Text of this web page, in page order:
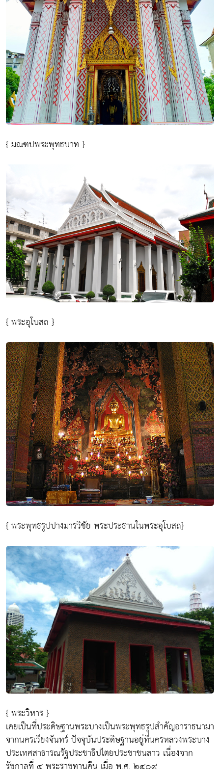
{ มณฑปพระพุทธบาท }
{ พระอุโบสถ }
{ พระพุทธรูปปางมารวิชัย พระประธานในพระอุโบสถ}
{ พระวิหาร }
เคยเป็นที่ประดิษฐานพระบางเป็นพระพุทธรูปสำคัญอาราธนามา
จากนครเวียงจันทร์ ปัจจุบันประดิษฐานอยู่ที่นครหลวงพระบาง
ประเทศสาธารณรัฐประชาธิปไตยประชาชนลาว เนื่องจาก
รัชกาลที่ ๔ พระราชทานคืน เมื่อ พ.ศ. ๒๔๐๙